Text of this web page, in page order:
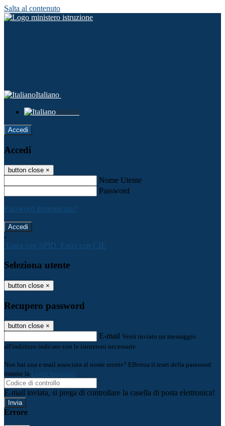
Salta al contenuto
Italiano
Italiano
Accedi
Accedi
button close ×
Nome Utente
Password
Password dimenticata?
-
Entra con SPID Entra con CIE
Seleziona utente
button close ×
Recupero password
button close ×
E-mail Verrà inviato un messaggio
all'indirizzo indicato con le istruzioni necessarie.
Non hai una e-mail associata al nome utente? Effettua il reset della password
tramite la Login Spaggiari
E-mail inviata, si prega di controllare la casella di posta elettronica!
Errore